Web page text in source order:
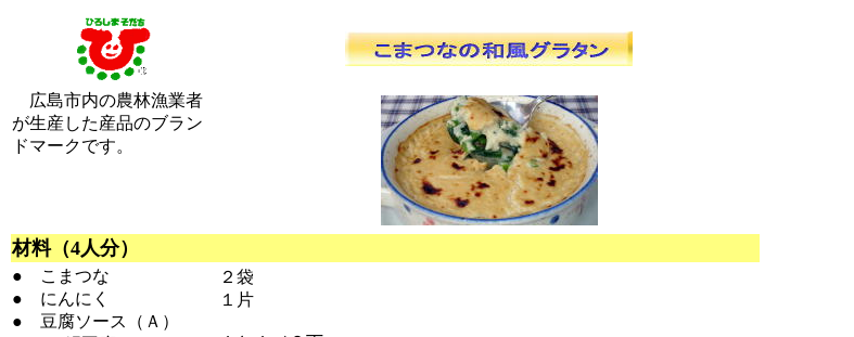
広島市内の農林漁業者
が生産した産品のブラン
ドマークです。
材料（4人分）
● こまつな
● にんにく
● 豆腐ソース（Ａ）
２袋
１片